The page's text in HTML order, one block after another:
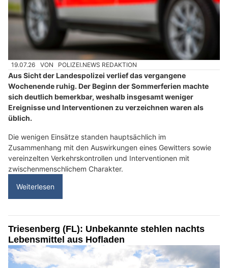
19.07.26 VON POLIZEI.NEWS REDAKTION
Aus Sicht der Landespolizei verlief das vergangene
Wochenende ruhig. Der Beginn der Sommerferien machte
sich deutlich bemerkbar, weshalb insgesamt weniger
Ereignisse und Interventionen zu verzeichnen waren als
üblich.
Die wenigen Einsätze standen hauptsächlich im
Zusammenhang mit den Auswirkungen eines Gewitters sowie
vereinzelten Verkehrskontrollen und Interventionen mit
zwischenmenschlichem Charakter.
Weiterlesen
Triesenberg (FL): Unbekannte stehlen nachts
Lebensmittel aus Hofladen